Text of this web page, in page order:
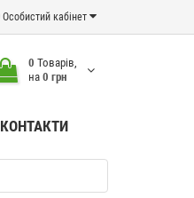
Особистий кабінет
0 Товарів,
на 0 грн
КОНТАКТИ